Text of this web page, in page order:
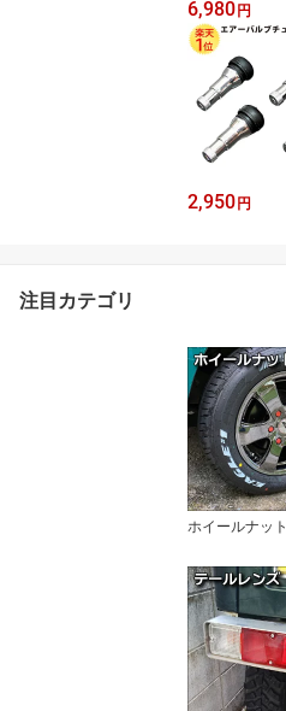
6,980 円
2,950 円
注目カテゴリ
ホイールナット